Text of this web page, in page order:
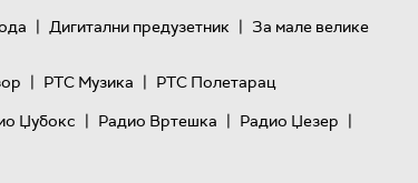
| Дигитални предузетник | За мале велике
| РТС Музика | РТС Полетарац
Џубокс | Радио Вртешка | Радио Џезер |